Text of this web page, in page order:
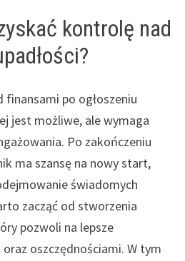
kontrolę nad
po ogłoszeniu
jest możliwe, ale wymaga
Po zakończeniu
ma szansę na nowy start,
świadomych
zacząć od stworzenia
pozwoli na lepsze
oszczędnościami. W tym